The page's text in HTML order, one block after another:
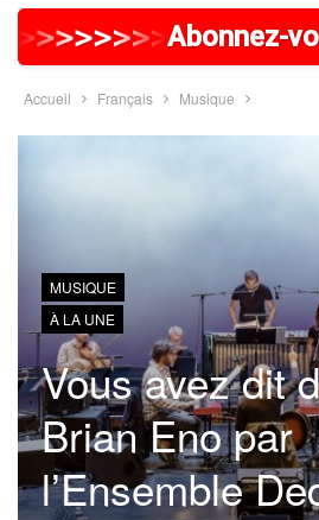
>>>>>>>>>>>>>>>
Abonnez-
Accueil Français Musique
MUSIQUE
À LA UNE
Vous avez dit
Brian Eno par
l’Ensemble